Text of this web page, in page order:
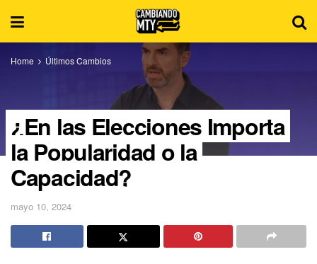
Home Últimos Cambios
¿En las Elecciones Importa
la Popularidad o la
Capacidad?
mayo 10, 2024